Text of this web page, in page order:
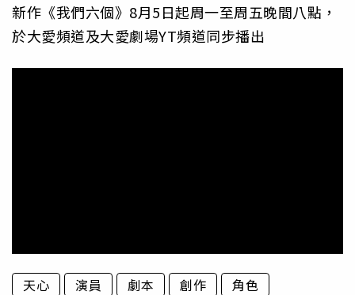
新作《我們六個》8月5日起周一至周五晚間八點，
於大愛頻道及大愛劇場YT頻道同步播出
天心 演員 劇本 創作 角色